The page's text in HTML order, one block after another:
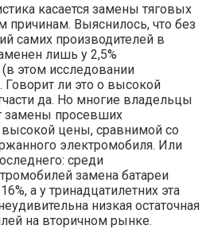
касается замены тяговых
причинам. Выяснилось, что без
самих производителей в
лишь у 2,5%
этом исследовании
Говорит ли это о высокой
да. Но многие владельцы
замены просевших
высокой цены, сравнимой со
электромобиля. Или
среди
замена батареи
а у тринадцатилетних эта
низкая остаточная
на вторичном рынке.